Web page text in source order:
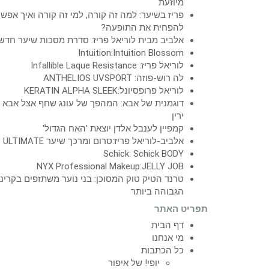
מיוזעת
פריז בשיער: למה זה קורה, למי זה קורה ואיך
להפחית את התופעה?
אלביב מבית לוריאל פריז: סדרת מסכות שיער
Intuition:Intuition Blossom
לוריאל פריז: Infallible Laque Resistance
לה רוש-פוזה: ANTHELIOS UVSPORT
לוריאל פרופסיונל:KERATIN ALPHA SLEEK
דוגמנית של אבא: המהפך של עונג שחף אצל אבא
ירין
קמפיין לענבל אלדן יוצאת 'האח הגדול'
אלביב-לוריאל פריז:סרום ומרכך שיער ULTIMATE
Schick: Schick BODY
NYX Professional Makeup:JELLY JOB
טרנד הטיק טוק המסוכן: בני נוער משתזפים
הגבוהה ביותר
תפריט האתר
דף הבית
מי אנחנו
כל הכתבות
יופי! של איפור